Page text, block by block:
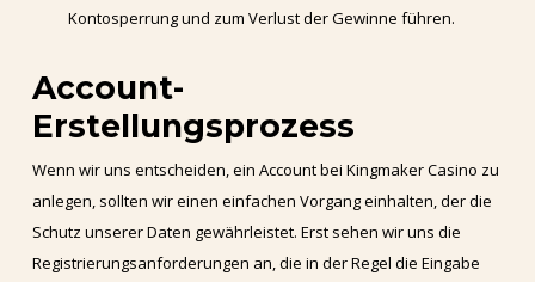
Kontosperrung und zum Verlust der Gewinne führen.
Account-
Erstellungsprozess
Wenn wir uns entscheiden, ein Account bei Kingmaker Casino zu
anlegen, sollten wir einen einfachen Vorgang einhalten, der die
Schutz unserer Daten gewährleistet. Erst sehen wir uns die
Registrierungsanforderungen an, die in der Regel die Eingabe